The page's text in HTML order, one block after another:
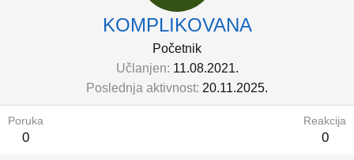
KOMPLIKOVANA
Početnik
Učlanjen 11.08.2021.
Poslednja aktivnost 20.11.2025.
Poruka
0
Reakcija
0